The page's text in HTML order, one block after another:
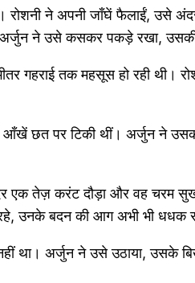
रोशनी ने अपनी जाँघें फैलाईं,
ने उसे कसकर पकड़े रखा, उसकी
गहराई तक महसूस हो रही
आँखें छत पर टिकी थीं। अर्जुन ने
तेज़ करंट दौड़ा और वह चरम
उनके बदन की आग अभी भी धधक
था। अर्जुन ने उसे उठाया, उसके